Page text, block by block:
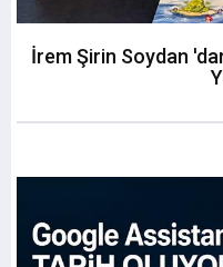
İrem Şirin Soydan